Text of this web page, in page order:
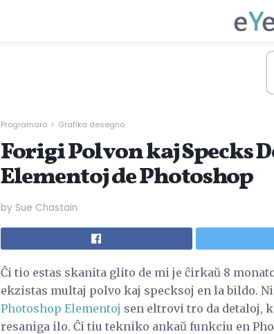
Programaro Grafika desegno
Forigi Polvon kaj Specks
Elementoj de Photoshop
by Sue Chastain
Ĉi tio estas skanita glito de mi je ĉirkaŭ 8
ekzistas multaj polvo kaj specksoj en la bildo.
Photoshop Elementoj sen eltrovi tro da detaloj,
resaniga ilo. Ĉi tiu tekniko ankaŭ funkciu en